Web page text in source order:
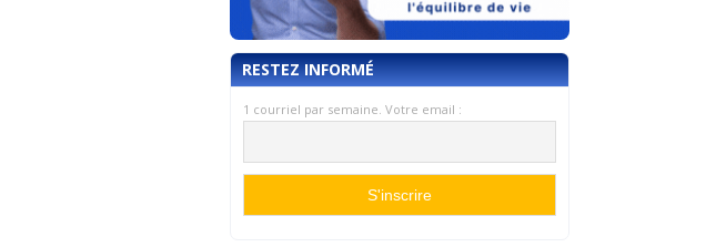
RESTEZ INFORMÉ
1 courriel par semaine. Votre email :